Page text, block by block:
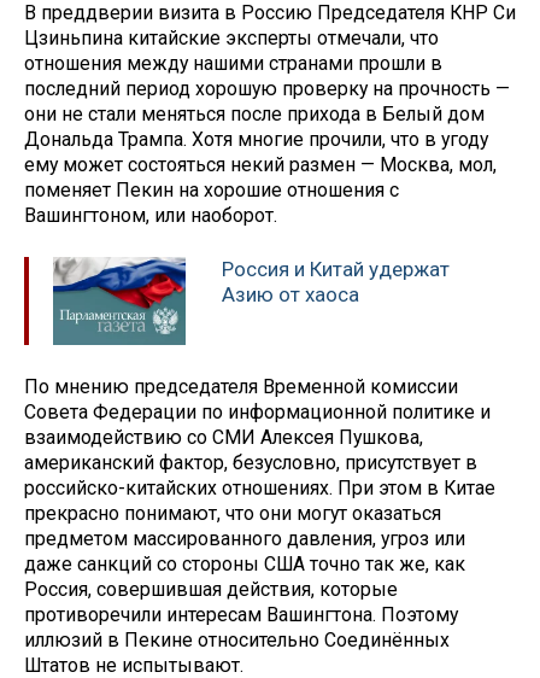
В преддверии визита в Россию Председателя КНР Си
Цзиньпина китайские эксперты отмечали, что
отношения между нашими странами прошли в
последний период хорошую проверку на прочность —
они не стали меняться после прихода в Белый дом
Дональда Трампа. Хотя многие прочили, что в угоду
ему может состояться некий размен — Москва, мол,
поменяет Пекин на хорошие отношения с
Вашингтоном, или наоборот.
Россия и Китай удержат
Азию от хаоса
По мнению председателя Временной комиссии
Совета Федерации по информационной политике и
взаимодействию со СМИ Алексея Пушкова,
американский фактор, безусловно, присутствует в
российско-китайских отношениях. При этом в Китае
прекрасно понимают, что они могут оказаться
предметом массированного давления, угроз или
даже санкций со стороны США точно так же, как
Россия, совершившая действия, которые
противоречили интересам Вашингтона. Поэтому
иллюзий в Пекине относительно Соединённых
Штатов не испытывают.